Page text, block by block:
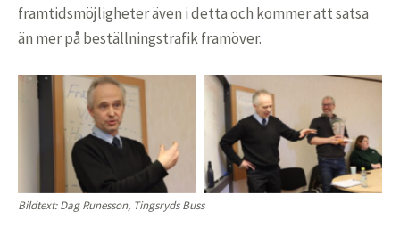
framtidsmöjligheter även i detta och kommer att satsa
än mer på beställningstrafik framöver.
Bildtext: Dag Runesson, Tingsryds Buss